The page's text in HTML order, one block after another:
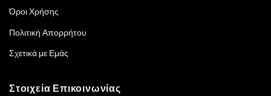
Όροι Χρήσης
Πολιτική Απορρήτου
Σχετικά με Εμάς
Στοιχεία Επικοινωνίας